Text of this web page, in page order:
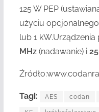
125 W PEP
użyciu
lub 1 kW.Urządzenia
MHz(nadawanie) i
Tagi: AES codan